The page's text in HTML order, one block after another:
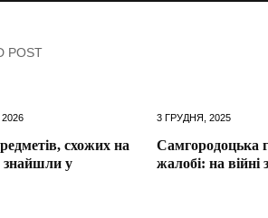
POST
схожих на
знайшли у
3 ГРУДНЯ, 2025
Самгородоцька
жалобі: на війні